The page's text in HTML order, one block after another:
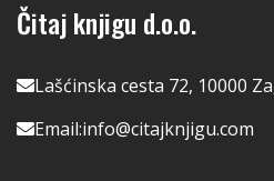
Čitaj knjigu d.o.o.
Lašćinska cesta 72, 10000
Email:info@citajknjigu.com